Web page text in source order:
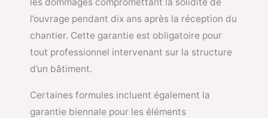
l’ouvrage pendant dix ans après la réception du
chantier. Cette garantie est obligatoire pour
tout professionnel intervenant sur la structure
d’un bâtiment.
Certaines formules incluent également la
garantie biennale pour les éléments